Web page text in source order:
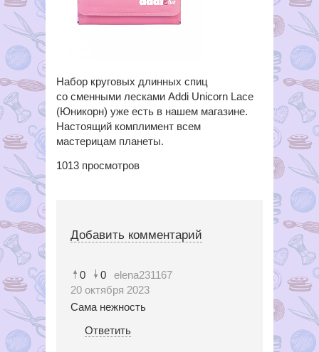
Набор круговых длинных спиц
со сменными лесками Addi Unicorn Lace
(Юникорн) уже есть в нашем магазине.
Настоящий комплимент всем
мастерицам планеты.
1013 просмотров
Добавить комментарий
0 0
elena231167
20 октября 2023
Сама нежность
Ответить